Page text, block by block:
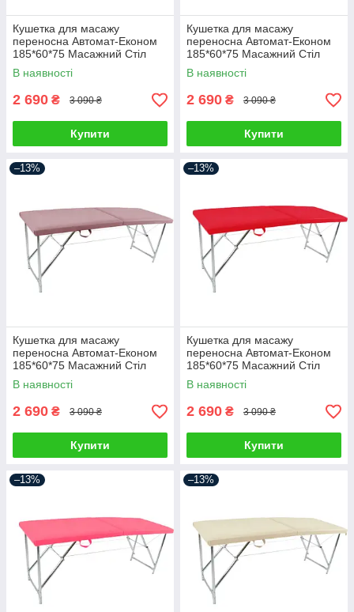
Кушетка для масажу
переносна Автомат-Економ
185*60*75 Масажний Стіл
В наявності
2 690 ₴ 3 090 ₴
Купити
Кушетка для масажу
переносна Автомат-Економ
185*60*75 Масажний Стіл
В наявності
2 690 ₴ 3 090 ₴
Купити
–13%
Кушетка для масажу
переносна Автомат-Економ
185*60*75 Масажний Стіл
В наявності
2 690 ₴ 3 090 ₴
Купити
–13%
Кушетка для масажу
переносна Автомат-Економ
185*60*75 Масажний Стіл
В наявності
2 690 ₴ 3 090 ₴
Купити
–13% –13%